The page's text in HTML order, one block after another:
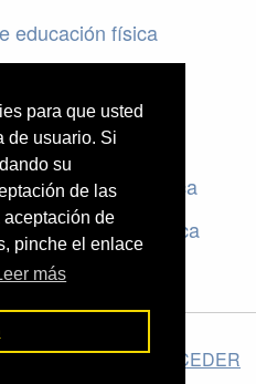
para que usted
de usuario. Si
su
de las
de
pinche el enlace
más
educación física
física
en educación física
en educación física
© 2026 ·Legal| ACCEDER